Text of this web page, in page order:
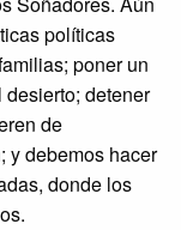
políticas
poner un
detener
de
y debemos hacer
donde los